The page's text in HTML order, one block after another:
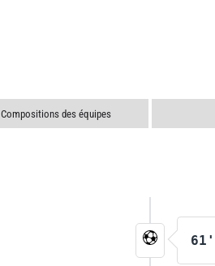
Compositions des équipes
61'